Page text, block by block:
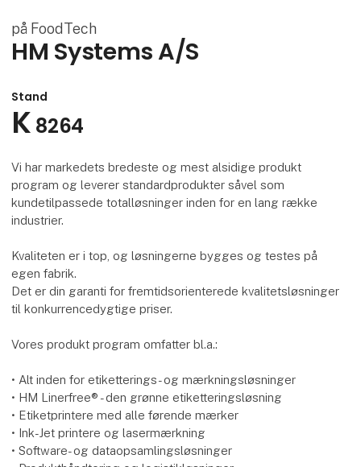
på FoodTech
HM Systems A/S
Stand
K 8264
Vi har markedets bredeste og mest alsidige produkt
program og leverer standardprodukter såvel som
kundetilpassede totalløsninger inden for en lang række
industrier.
Kvaliteten er i top, og løsningerne bygges og testes på
egen fabrik.
Det er din garanti for fremtidsorienterede kvalitetsløsninger
til konkurrencedygtige priser.
Vores produkt program omfatter bl.a.:
• Alt inden for etiketterings- og mærkningsløsninger
• HM Linerfree® - den grønne etiketteringsløsning
• Etiketprintere med alle førende mærker
• Ink-Jet printere og lasermærkning
• Software- og dataopsamlingsløsninger